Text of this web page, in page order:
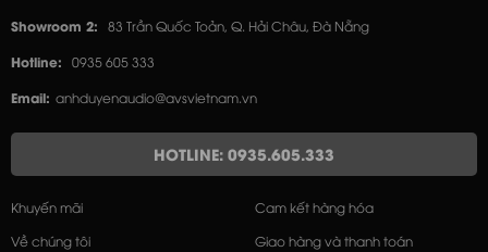
Showroom 2: 83 Trần Quốc Toản, Q. Hải Châu, Đà Nẵng
Hotline: 0935 605 333
Email: anhduyenaudio@avsvietnam.vn
HOTLINE: 0935.605.333
Khuyến mãi
Về chúng tôi
Cam kết hàng hóa
Giao hàng và thanh toán